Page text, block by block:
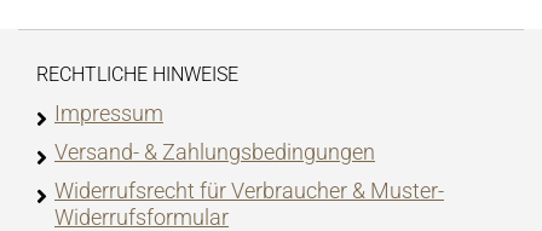
RECHTLICHE HINWEISE
Impressum
Versand- & Zahlungsbedingungen
Widerrufsrecht für Verbraucher & Muster-
Widerrufsformular